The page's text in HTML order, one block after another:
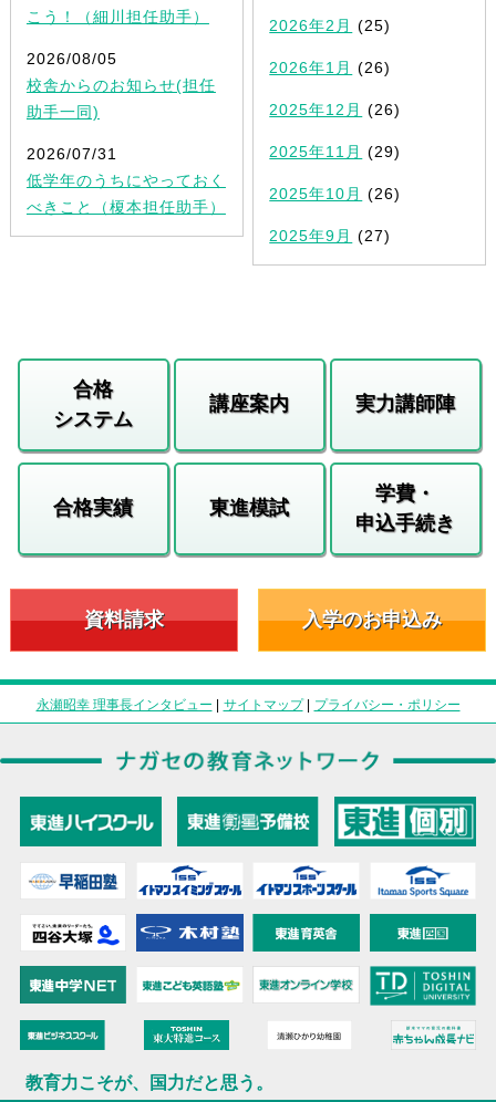
こう！（細川担任助手）
2026/08/05
校舎からのお知らせ(担任
助手一同)
2026/07/31
低学年のうちにやっておく
べきこと（榎本担任助手）
2026年2月 (25)
2026年1月 (26)
2025年12月 (26)
2025年11月 (29)
2025年10月 (26)
2025年9月 (27)
合格
システム
講座案内 実力講師陣
合格実績 東進模試
学費・
申込手続き
資料請求 入学のお申込み
永瀬昭幸 理事長インタビュー | サイトマップ| プライバシー・ポリシー
教育力こそが、国力だと思う。